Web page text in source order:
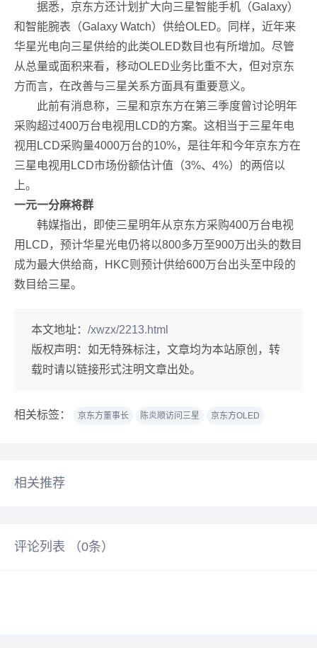
据悉，京东方还计划扩大向三星智能手机（Galaxy）
和智能腕表（Galaxy Watch）供给OLED。同样，近年来
华星光电向三星供给的此类OLED数目也有所增加。尽管
从总量或面积来看，移动OLED业务比重不大，但对京东
方而言，在改善与三星关系方面具有重要意义。
此前有消息称，三星和京东方在第三季度曾讨论明年
采购超过400万台电视用LCD的方案。这相当于三星年电
视用LCD采购量4000万台的10%，是往年和今年京东方在
三星电视用LCD市场份额估计值（3%、4%）的两倍以
上。
一元一分麻将群
韩媒指出，即使三星明年从京东方采购400万台电视
用LCD，预计华星光电仍将以800多万至900万出头的数目
成为最大供给商，HKC则预计供给600万台出头至中段的
数目给三星。
本文地址： /xwzx/2213.html
版权声明： 如无特殊标注，文章均为本站原创，转
载时请以链接形式注明文章出处。
相关标签： 京东方董事长 陈炎顺访问三星 京东方OLED
相关推荐
评论列表 （0条）